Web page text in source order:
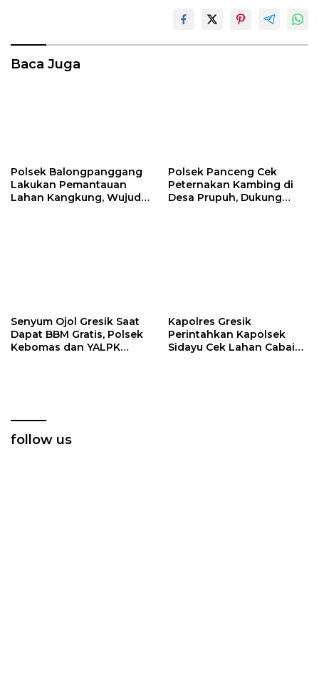
Baca Juga
Polsek Balongpanggang
Lakukan Pemantauan
Lahan Kangkung, Wujud
Polsek Panceng Cek
Peternakan Kambing di
Desa Prupuh, Dukung
Senyum Ojol Gresik Saat
Dapat BBM Gratis, Polsek
Kebomas dan YALPK
Kapolres Gresik
Perintahkan Kapolsek
Sidayu Cek Lahan Cabai
follow us